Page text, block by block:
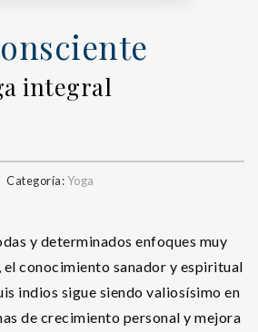
integral
Categoría:Yoga
y determinados enfoques muy
conocimiento sanador y espiritual
indios sigue siendo valiosísimo en
de crecimiento personal y mejora